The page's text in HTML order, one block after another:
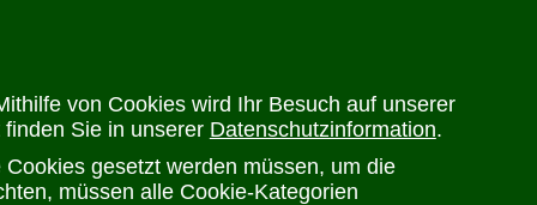
von Cookies wird Ihr Besuch auf unserer
Sie in unserer Datenschutzinformation.
gesetzt werden müssen, um die
müssen alle Cookie-Kategorien
PRODUKTE HERSTELLER ANSPRECHPARTNER